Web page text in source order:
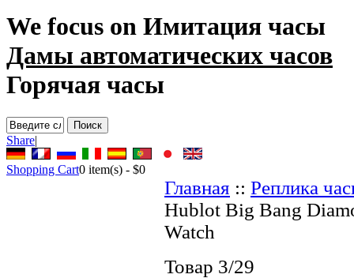
We focus on Имитация часы
Дамы автоматических часов
Горячая часы
Share|
Shopping Cart0 item(s) - $0
Главная :: Реплика
Hublot Big Bang
Watch
Товар 3/29